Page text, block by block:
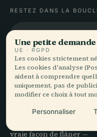
RESTEZ DANS LA
Audiala
vraie façon de flâner —
Une petite
UE · RGPD
Les cookies strictement
Les cookies d'analyse
aident à comprendre
uniquement, pas de
modifier ce choix à tout
Personnaliser